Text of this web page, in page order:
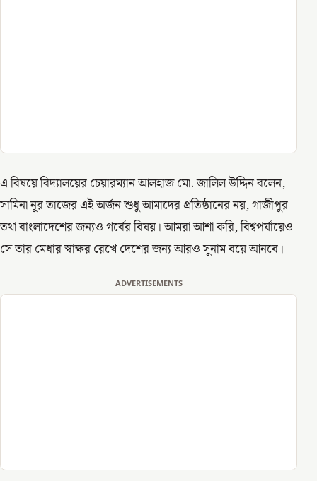
এ বিষয়ে বিদ্যালয়ের চেয়ারম্যান আলহাজ মো. জালিল উদ্দিন বলেন,
সামিনা নূর তাজের এই অর্জন শুধু আমাদের প্রতিষ্ঠানের নয়, গাজীপুর
তথা বাংলাদেশের জন্যও গর্বের বিষয়। আমরা আশা করি, বিশ্বপর্যায়েও
সে তার মেধার স্বাক্ষর রেখে দেশের জন্য আরও সুনাম বয়ে আনবে।
ADVERTISEMENTS